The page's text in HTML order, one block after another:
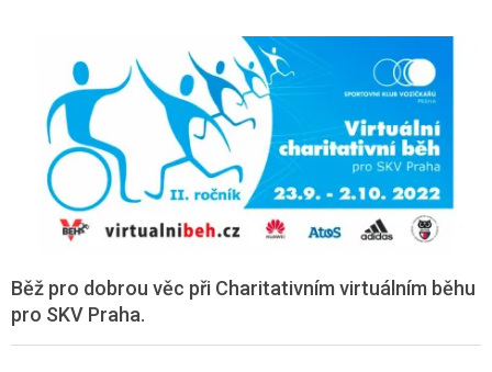
Běž pro dobrou věc při Charitativním virtuálním běhu
pro SKV Praha.